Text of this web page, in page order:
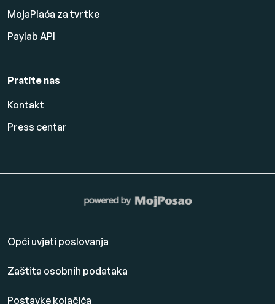
MojaPlaća za tvrtke
Paylab API
Pratite nas
Kontakt
Press centar
Opći uvjeti poslovanja
Zaštita osobnih podataka
Postavke kolačića